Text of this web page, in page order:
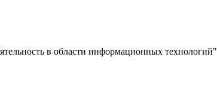
в области информационных технологий"